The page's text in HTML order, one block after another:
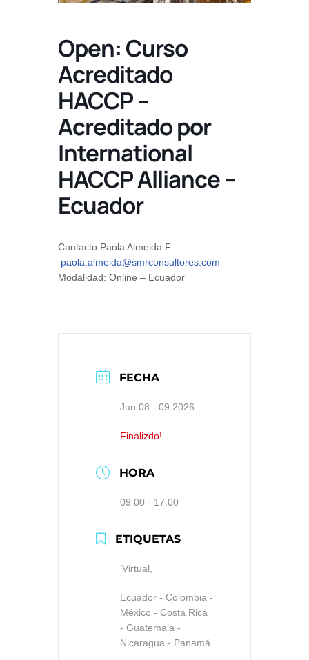
Open: Curso
Acreditado
HACCP –
Acreditado por
International
HACCP Alliance –
Ecuador
Contacto Paola Almeida F. –
paola.almeida@smrconsultores.com
Modalidad: Online – Ecuador
FECHA
Jun 08 - 09 2026
Finalizdo!
HORA
09:00 - 17:00
ETIQUETAS
'Virtual,
Ecuador - Colombia -
México - Costa Rica
- Guatemala -
Nicaragua - Panamá